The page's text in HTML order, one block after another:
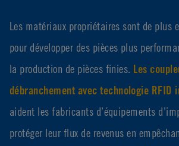
Les matériaux propriétaires sont de plus
pour développer des pièces plus
la production de pièces finies. Les
débranchement avec technologie RFID
aident les fabricants d’équipements
protéger leur flux de revenus en